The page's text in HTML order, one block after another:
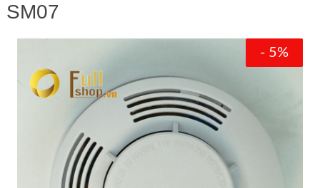
SM07
- 5%